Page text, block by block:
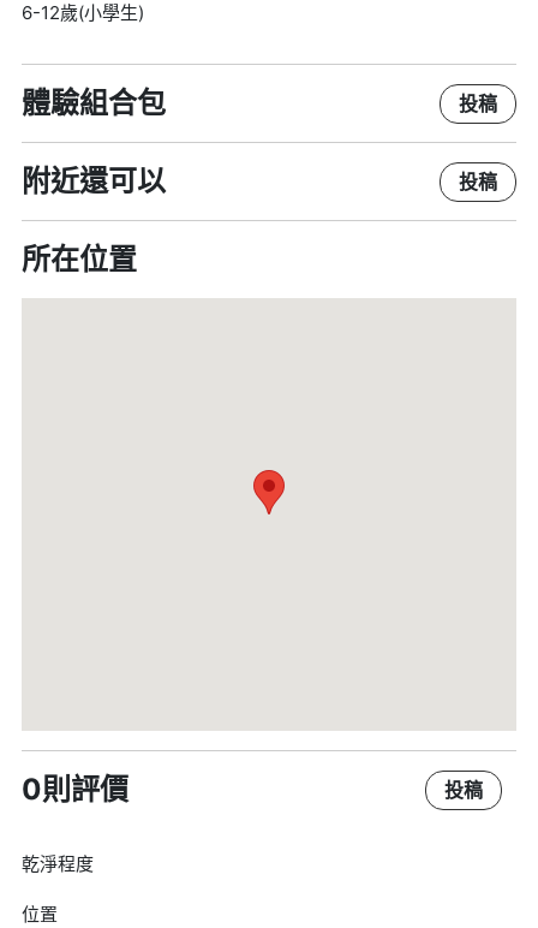
6-12歲(小學生)
體驗組合包 投稿
附近還可以 投稿
所在位置
0則評價 投稿
乾淨程度
位置